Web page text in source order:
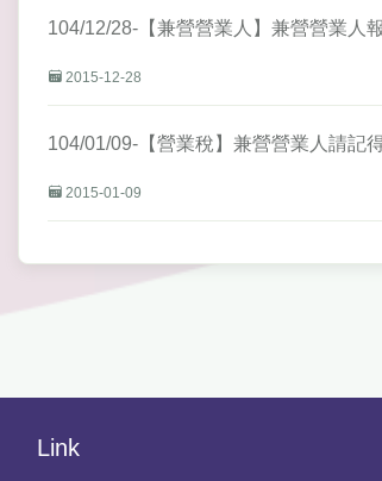
104/12/28-【兼營營業人】兼營營業人
2015-12-28
104/01/09-【營業稅】兼營營業人請記
2015-01-09
Link